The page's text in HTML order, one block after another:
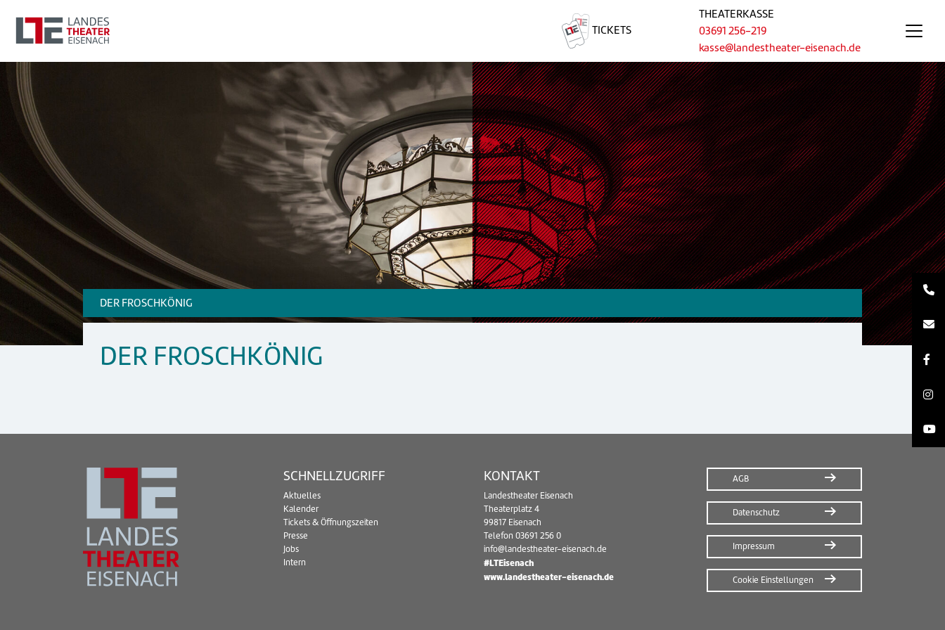
TICKETS
THEATERKASSE
03691 256-219
kasse@landestheater-eisenach.de
DER FROSCHKÖNIG
DER FROSCHKÖNIG
SCHNELLZUGRIFF
Aktuelles
Kalender
Tickets & Öffnungszeiten
Presse
Jobs
Intern
KONTAKT
Landestheater Eisenach
Theaterplatz 4
99817 Eisenach
Telefon 03691 256 0
info@landestheater-eisenach.de
#LTEisenach
www.landestheater-eisenach.de
AGB
Datenschutz
Impressum
Cookie Einstellungen